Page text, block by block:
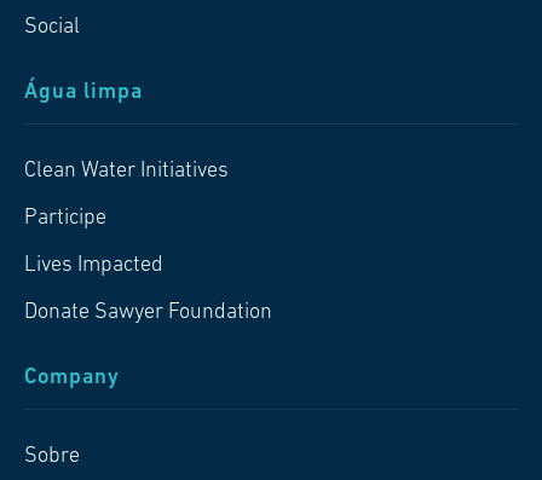
Social
Água limpa
Clean Water Initiatives
Participe
Lives Impacted
Donate Sawyer Foundation
Company
Sobre